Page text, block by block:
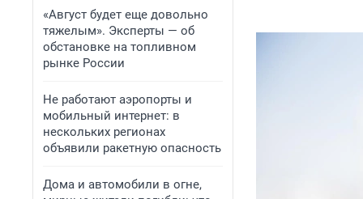
«Август будет еще довольно
тяжелым». Эксперты — об
обстановке на топливном
рынке России
Не работают аэропорты и
мобильный интернет: в
нескольких регионах
объявили ракетную опасность
Дома и автомобили в огне,